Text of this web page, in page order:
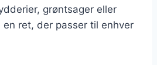
grøntsager eller
ret, der passer til enhver